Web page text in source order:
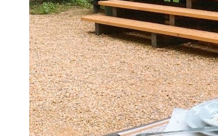
Барн с камином и ванной у окна
Все домики
Бронирование
Контакты
Частые вопросы
Блог
Правила проживания
Чем заняться
Подарочный сертификат
Отзывы
Информация